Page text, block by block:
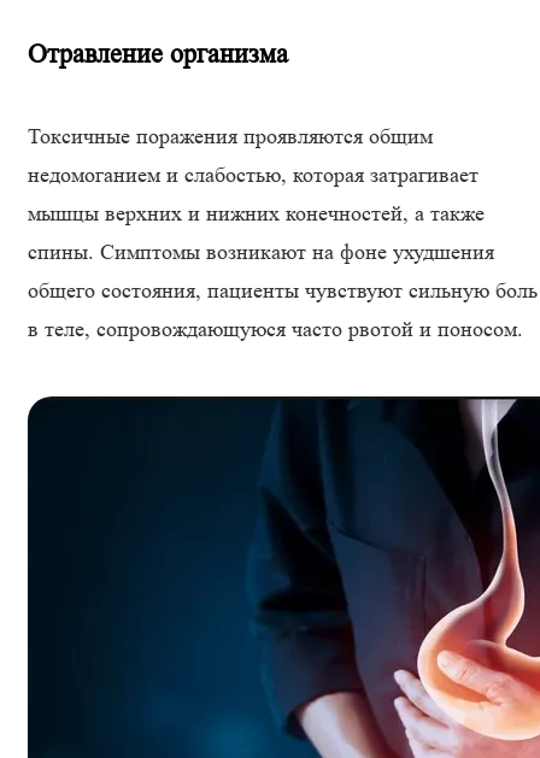
Отравление организма
Токсичные поражения проявляются общим
недомоганием и слабостью, которая затрагивает
мышцы верхних и нижних конечностей, а также
спины. Симптомы возникают на фоне ухудшения
общего состояния, пациенты чувствуют сильную боль
в теле, сопровождающуюся часто рвотой и поносом.